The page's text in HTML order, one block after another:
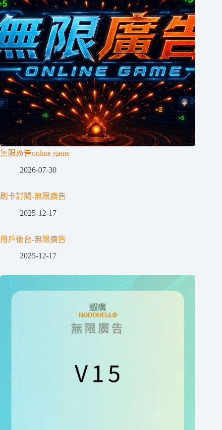
無限廣告online game
2026-07-30
刷卡訂閱-無限廣告
2025-12-17
用戶後台-無限廣告
2025-12-17